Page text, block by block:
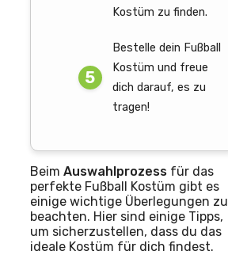
Kostüm zu finden.
Bestelle dein Fußball
Kostüm und freue
dich darauf, es zu
tragen!
Beim Auswahlprozess für das
perfekte Fußball Kostüm gibt es
einige wichtige Überlegungen zu
beachten. Hier sind einige Tipps,
um sicherzustellen, dass du das
ideale Kostüm für dich findest.